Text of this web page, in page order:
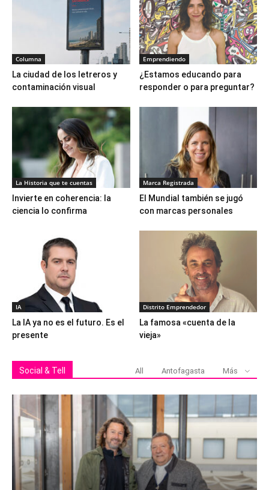
Columna
La ciudad de los letreros y
contaminación visual
Emprendiendo
¿Estamos educando para
responder o para preguntar?
La Historia que te cuentas
Invierte en coherencia: la
ciencia lo confirma
Marca Registrada
El Mundial también se jugó
con marcas personales
IA
La IA ya no es el futuro. Es el
presente
Distrito Emprendedor
La famosa «cuenta de la
vieja»
Social & Tell All Antofagasta Más